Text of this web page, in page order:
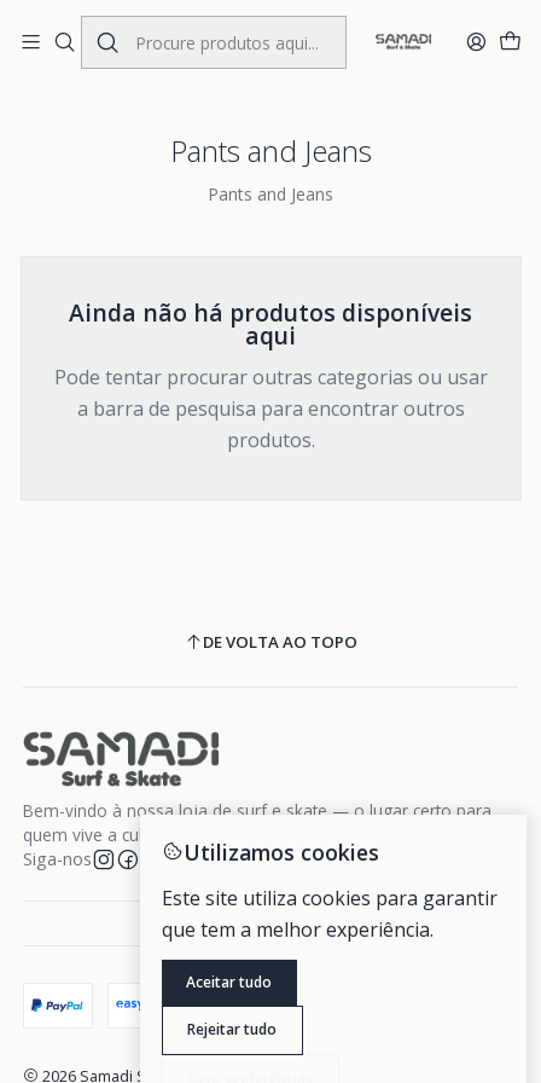
Portes Gratis Portugal e Espanha
Início KIDS CLOTHING Pants and Jeans
Pants and Jeans
Pants and Jeans
Ainda não há produtos disponíveis
aqui
Pode tentar procurar outras categorias ou usar
a barra de pesquisa para encontrar outros
produtos.
DE VOLTA AO TOPO
Bem-vindo à nossa loja de surf e skate — o lugar certo para
quem vive a cultura da liberdade sobre rodas e ondas.
Siga-nos
2026 Samadi Surf Skate.
Utilizamos cookies
Este site utiliza cookies para garantir
que tem a melhor experiência.
Aceitar tudo
Rejeitar tudo